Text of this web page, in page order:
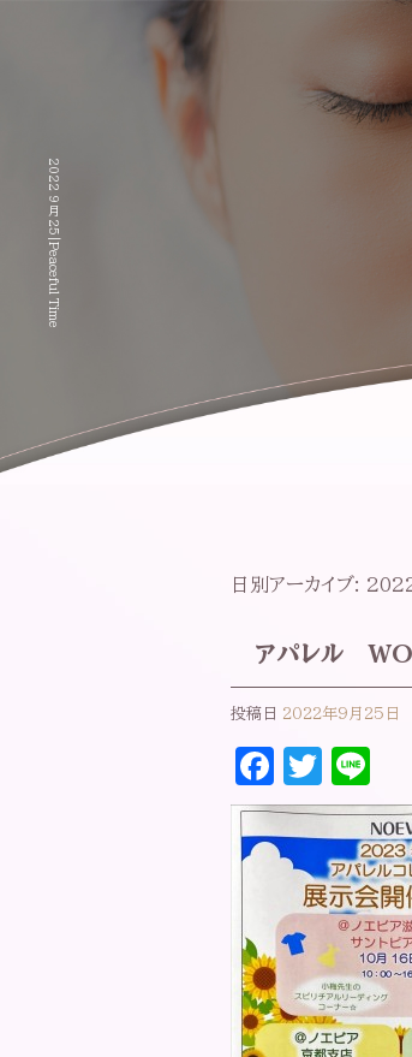
2022 9月 25|Peaceful Time
日別アーカイブ:
アパレル
投稿日 2022年9月25日
F
a
c
e
b
o
o
k
T
w
it
t
e
r
n
e